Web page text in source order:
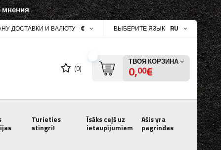
ДОСТАВКИ И ВАЛЮТУ € ВЫБЕРИТЕ ЯЗЫК RU
(0)
ТВОЯ КОРЗИНА
0,00€
Turieties
stingri!
Īsāks ceļš uz
ietaupījumiem
Ašis yra
pagrindas